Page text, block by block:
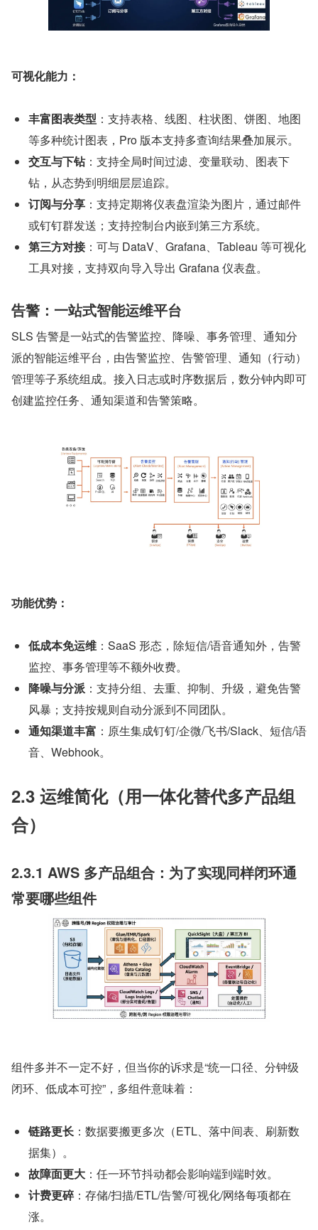
可视化能力：
丰富图表类型 ：支持表格、线图、柱状图、饼图、地图
等多种统计图表，Pro 版本支持多查询结果叠加展示。
交互与下钻：支持全局时间过滤、变量联动、图表下
钻，从态势到明细层层追踪。
订阅与分享 ：支持定期将仪表盘渲染为图片，通过邮件
或钉钉群发送；支持控制台内嵌到第三方系统。
第三方对接：可与 DataV、Grafana、Tableau 等可视化
工具对接，支持双向导入导出 Grafana 仪表盘。
告警：一站式智能运维平台
SLS 告警是一站式的告警监控、降噪、事务管理、通知分
派的智能运维平台，由告警监控、告警管理、通知（行动）
管理等子系统组成。接入日志或时序数据后，数分钟内即可
创建监控任务、通知渠道和告警策略。
功能优势：
低成本免运维 ：SaaS 形态，除短信/语音通知外，告警
监控、事务管理等不额外收费。
降噪与分派 ：支持分组、去重、抑制、升级，避免告警
风暴；支持按规则自动分派到不同团队。
通知渠道丰富 ：原生集成钉钉/企微/飞书/Slack、短信/语
音、Webhook。
2.3 运维简化（用一体化替代多产品组
合）
2.3.1 AWS 多产品组合：为了实现同样闭环通
常要哪些组件
组件多并不一定不好，但当你的诉求是“统一口径、分钟级
闭环、低成本可控”，多组件意味着：
链路更长 ：数据要搬更多次（ETL、落中间表、刷新数
据集）。
故障面更大 ：任一环节抖动都会影响端到端时效。
计费更碎：存储/扫描/ETL/告警/可视化/网络每项都在
涨。